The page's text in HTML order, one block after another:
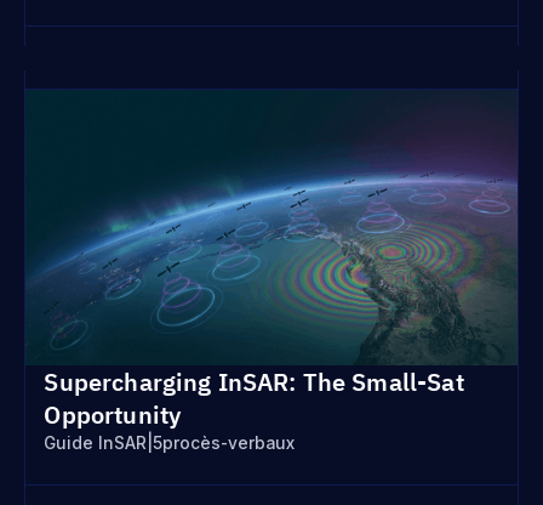
Supercharging InSAR: The Small-Sat
Opportunity
Guide InSAR |5procès-verbaux